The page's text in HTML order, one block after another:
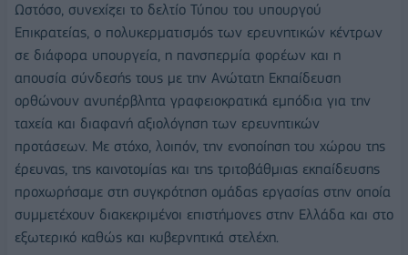
Ωστόσο, συνεχίζει το δελτίο Τύπου του υπουργού
Επικρατείας, ο πολυκερματισμός των ερευνητικών κέντρων
σε διάφορα υπουργεία, η πανσπερμία φορέων και η
απουσία σύνδεσής τους με την Ανώτατη Εκπαίδευση
ορθώνουν ανυπέρβλητα γραφειοκρατικά εμπόδια για την
ταχεία και διαφανή αξιολόγηση των ερευνητικών
προτάσεων. Με στόχο, λοιπόν, την ενοποίηση του χώρου της
έρευνας, της καινοτομίας και της τριτοβάθμιας εκπαίδευσης
προχωρήσαμε στη συγκρότηση ομάδας εργασίας στην οποία
συμμετέχουν διακεκριμένοι επιστήμονες στην Ελλάδα και στο
εξωτερικό καθώς και κυβερνητικά στελέχη.